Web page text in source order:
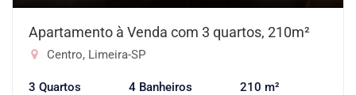
Apartamento à Venda com 3 quartos, 210m²
Centro, Limeira-SP
3 Quartos 4 Banheiros 210 m²